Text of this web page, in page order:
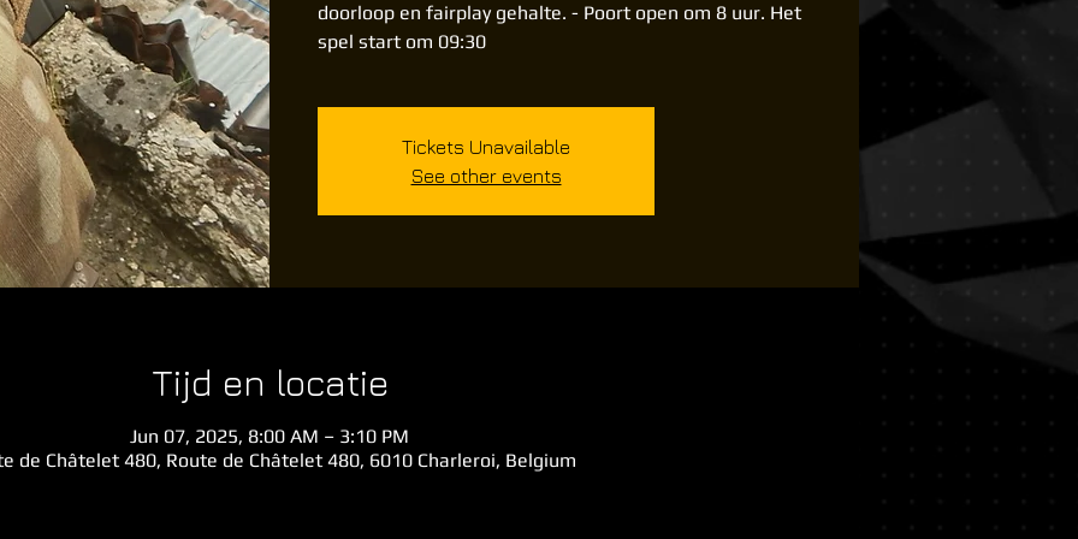
doorloop en fairplay gehalte. - Poort open om 8 uur. Het
spel start om 09:30
Tickets Unavailable
See other events
Tijd en locatie
Jun 07, 2025, 8:00 AM – 3:10 PM
de Châtelet 480, Route de Châtelet 480, 6010 Charleroi, Belgium